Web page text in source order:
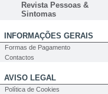
Revista Pessoas &
Sintomas
INFORMAÇÕES GERAIS
Formas de Pagamento
Contactos
AVISO LEGAL
Política de Cookies